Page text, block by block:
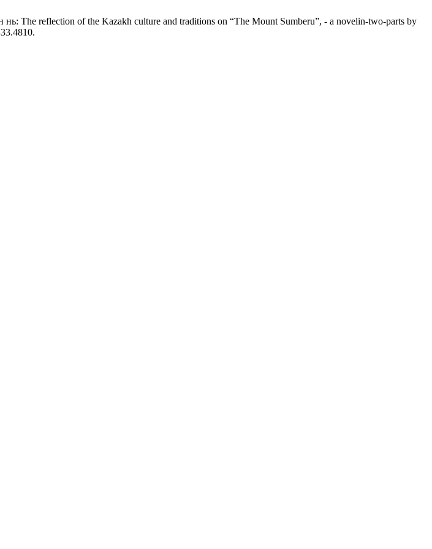
The reflection of the Kazakh culture and traditions on “The Mount Sumberu”, - a novelin-two-parts by